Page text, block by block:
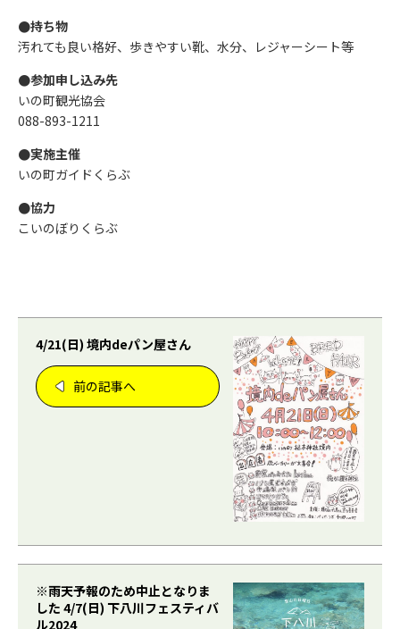
●持ち物
汚れても良い格好、歩きやすい靴、水分、レジャーシート等
●参加申し込み先
いの町観光協会
088-893-1211
●実施主催
いの町ガイドくらぶ
●協力
こいのぼりくらぶ
4/21(日) 境内deパン屋さん
前の記事へ
※雨天予報のため中止となりま
した 4/7(日) 下八川フェスティバ
ル2024